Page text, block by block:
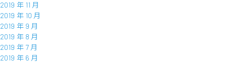
2019 年 11 月
2019 年 10 月
2019 年 9 月
2019 年 8 月
2019 年 7 月
2019 年 6 月